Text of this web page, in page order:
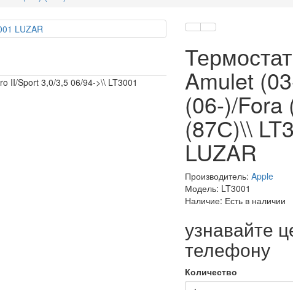
II/Sport 3,0/3,5 06/94->\\ LT3001
Amulet
(06-)/Fora
(87С)\\
LUZAR
Производитель: Apple
Модель: LT3001
Наличие: Есть в наличии
узнавайте
телефону
Количество